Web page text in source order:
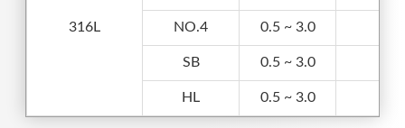
316L NO.4 0.5 ~ 3.0
SB 0.5 ~ 3.0
HL 0.5 ~ 3.0